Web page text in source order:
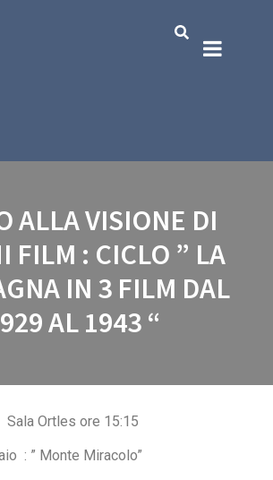
ALLA VISIONE DI
FILM : CICLO ” LA
IN 3 FILM DAL
AL 1943 “
Sala Ortles ore 15:15
: ” Monte Miracolo”